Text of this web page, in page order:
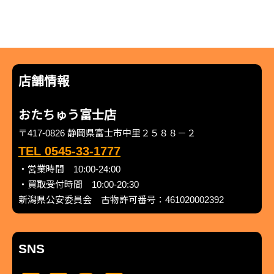
店舗情報
おたちゅう富士店
〒417-0826 静岡県富士市中里２５８８－２
TEL 0545-33-1777
・営業時間 10:00-24:00
・買取受付時間 10:00-20:30
新潟県公安委員会 古物許可番号：461020002392
SNS